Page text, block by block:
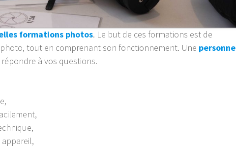
formations photos. Le but de ces formations est de
tout en comprenant son fonctionnement. Une personne
à vos questions.
appareil,